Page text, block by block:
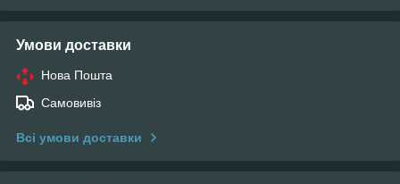
Умови доставки
Нова Пошта
Самовивіз
Всі умови доставки